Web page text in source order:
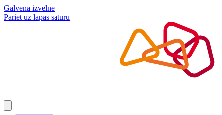
Galvenā izvēlne
Pāriet uz lapas saturu